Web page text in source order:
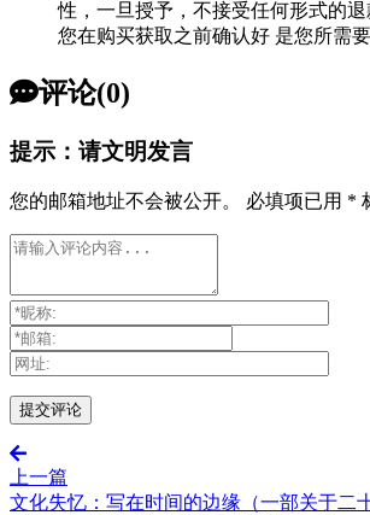
性，一旦授予，不接受任何形式的
您在购买获取之前确认好 是您所需
评论(0)
提示：请文明发言
您的邮箱地址不会被公开。 必填项已用 *
上一篇
文化失忆：写在时间的边缘（一部关于二